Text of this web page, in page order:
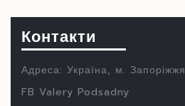
Контакти
Адреса: Україна, м. Запоріжжя
FB Valery Podsadny